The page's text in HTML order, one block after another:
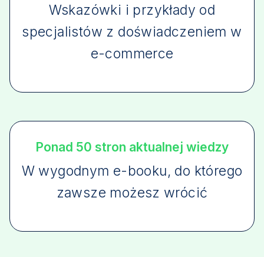
Wskazówki i przykłady od
specjalistów z doświadczeniem w
e-commerce
Ponad 50 stron aktualnej wiedzy
W wygodnym e-booku, do którego
zawsze możesz wrócić